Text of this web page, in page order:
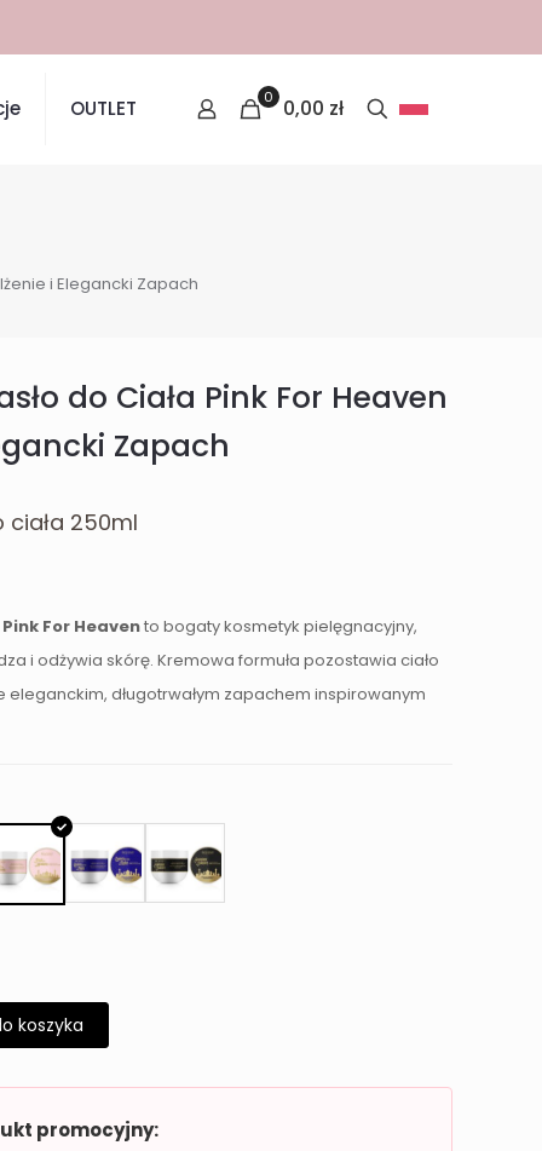
OUTLET 0 0,00 zł
i Elegancki Zapach
do Ciała Pink For Heaven
Zapach
ciała 250ml
For Heavento bogaty kosmetyk pielęgnacyjny,
i odżywia skórę. Kremowa formuła pozostawia ciało
długotrwałym zapachem inspirowanym
koszyka
promocyjny: